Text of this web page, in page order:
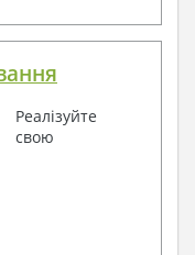
Реалізуйте
свою